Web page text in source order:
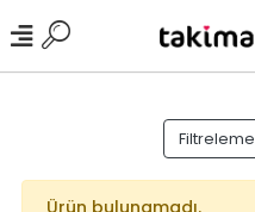
Filtreleme
Ürün bulunamadı.